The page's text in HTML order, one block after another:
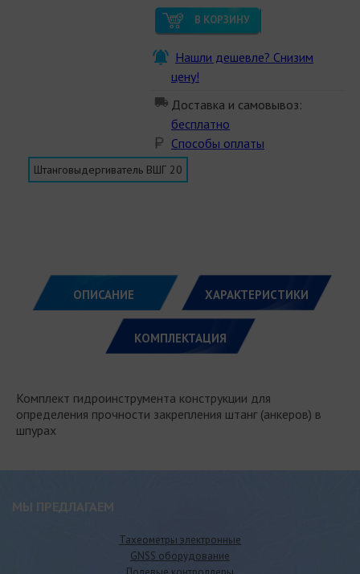
В КОРЗИНУ
Нашли дешевле? Снизим
цену!
Доставка и самовывоз:
бесплатно
Способы оплаты
Штанговыдергиватель ВШГ 20
ОПИСАНИЕ ХАРАКТЕРИСТИКИ
КОМПЛЕКТАЦИЯ
Комплект гидроинструмента конструкции для
определения прочности закрепления штанг (анкеров) в
шпурах
МЫ ПРЕДЛАГАЕМ
Тахеометры электронные
GNSS оборудование